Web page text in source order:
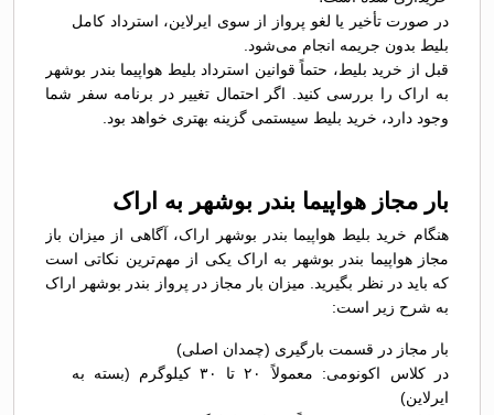
در صورت تأخیر یا لغو پرواز از سوی ایرلاین، استرداد کامل
بلیط بدون جریمه انجام می‌شود.
قبل از خرید بلیط، حتماً قوانین استرداد بلیط هواپیما بندر بوشهر
به اراک را بررسی کنید. اگر احتمال تغییر در برنامه سفر شما
وجود دارد، خرید بلیط سیستمی گزینه بهتری خواهد بود.
بار مجاز هواپیما بندر بوشهر به اراک
هنگام خرید بلیط هواپیما بندر بوشهر اراک، آگاهی از میزان باز
مجاز هواپیما بندر بوشهر به اراک یکی از مهم‌ترین نکاتی است
که باید در نظر بگیرید. میزان بار مجاز در پرواز بندر بوشهر اراک
به شرح زیر است:
بار مجاز در قسمت بارگیری (چمدان اصلی)
در کلاس اکونومی: معمولاً ۲۰ تا ۳۰ کیلوگرم (بسته به
ایرلاین)